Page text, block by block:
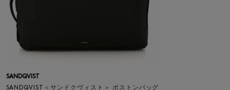
SANDQVIST
SANDQVIST＜サンドクヴィスト＞ ボストンバッグ